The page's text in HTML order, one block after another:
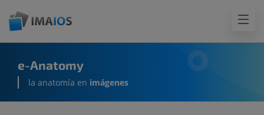
e-Anatomy
la anatomía en imágenes